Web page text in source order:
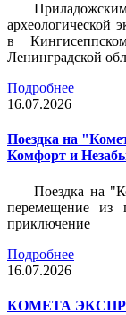
в
Ленинградской обл
Подробнее
16.07.2026
Поездка на
Комфорт и
Поездка на
перемещение
приключение
Подробнее
16.07.2026
КОМЕТА